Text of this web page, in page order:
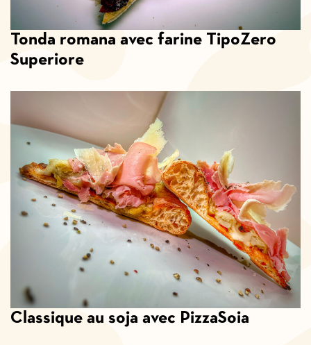
Tonda romana avec farine TipoZero
Superiore
Classique au soja avec PizzaSoia